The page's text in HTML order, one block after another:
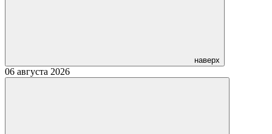
наверх
06 августа 2026